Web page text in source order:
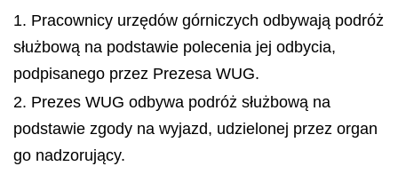
1. Pracownicy urzędów górniczych odbywają podróż
służbową na podstawie polecenia jej odbycia,
podpisanego przez Prezesa WUG.
2. Prezes WUG odbywa podróż służbową na
podstawie zgody na wyjazd, udzielonej przez organ
go nadzorujący.